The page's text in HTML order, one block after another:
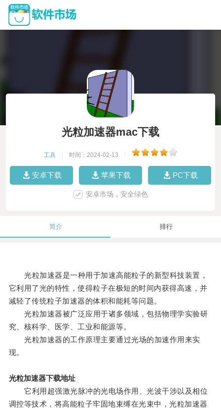
光粒加速器mac下载
工具 时间：2024-02-13
安卓下载 苹果下载 PC下载
安卓市场，安全绿色
简介 排行
光粒加速器是一种用于加速高能粒子的新型科技装置，
它利用了光的特性，使得粒子在极短的时间内获得高速，并
减轻了传统粒子加速器的体积和能耗等问题。
光粒加速器被广泛应用于诸多领域，包括物理学实验研
究、核科学、医学、工业和能源等。
光粒加速器的工作原理主要通过光场的加速作用来实
现。
光粒加速器下载地址
它利用超强激光脉冲的光电场作用、光波干涉以及相位
调控等技术，将高能粒子牢固地束缚在光束中，光粒加速器